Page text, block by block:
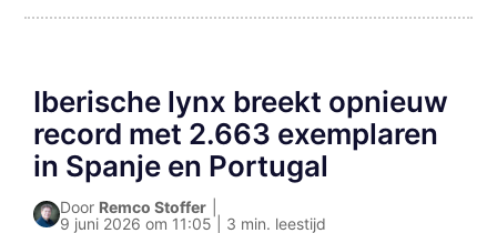
Iberische lynx breekt opnieuw
record met 2.663 exemplaren
in Spanje en Portugal
Door Remco Stoffer
9 juni 2026 om 11:05 | 3 min. leestijd